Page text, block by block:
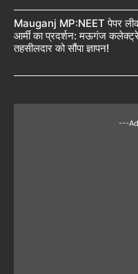
Mauganj MP:NEET पेपर लीक
आर्मी का प्रदर्शन: मऊगंज
तहसीलदार को सौंपा ज्ञापन!
---